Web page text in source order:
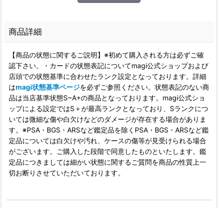
商品詳細
【商品の状態に関するご説明】※初めて購入される方は必ずご確
認下さい。・カードの状態表記についてmagi公式ショップおよび
店頭での状態基準に合わせたランク設定となっております。詳細
はmagi状態基準ページを必ずご参照ください。状態表記のない商
品は当店基準状態S~A+の商品となっております。magi公式ショ
ップによる設定ではS＋が最高ランクとなっており、Sランクにつ
いては微細な傷や白欠けなどのダメージが存在する場合がありま
す。※PSA・BGS・ARSなど鑑定品を除くPSA・BGS・ARSなど鑑
定品については白欠けや汚れ、ケースの傷等が見受けられる場合
がございます。ご購入した段階で同意したものといたします。鑑
定品につきましては細かい状態に関するご質問を商品の性質上一
切お断りさせていただいております。